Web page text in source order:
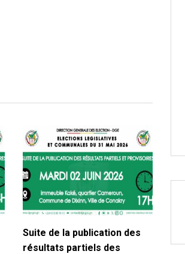
Suite de la publication des
résultats partiels des